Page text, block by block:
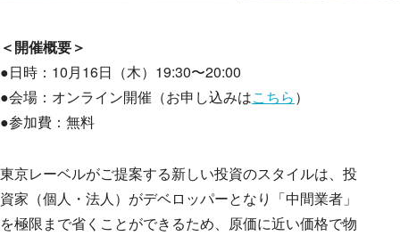
Works
Blog
＜開催概要＞
●日時：10月16日（木）19:30〜20:00
●会場：オンライン開催（お申し込みはこちら）
●参加費：無料
東京レーベルがご提案する新しい投資のスタイルは、投
資家（個人・法人）がデベロッパーとなり「中間業者」
を極限まで省くことができるため、原価に近い価格で物